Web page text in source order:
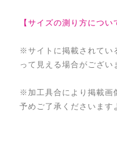
【サイズの測り方につい
※サイトに掲載されてい
って見える場合がござい
※加工具合により掲載画
予めご了承くださいます